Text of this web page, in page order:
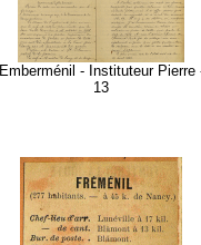
Emberménil - Instituteur Pierre
13